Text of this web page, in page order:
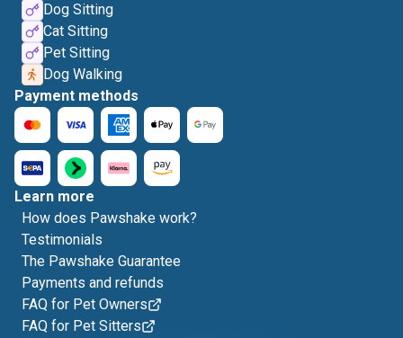
Dog Sitting
Cat Sitting
Pet Sitting
Dog Walking
Payment methods
Learn more
How does Pawshake work?
Testimonials
The Pawshake Guarantee
Payments and refunds
FAQ for Pet Owners
FAQ for Pet Sitters